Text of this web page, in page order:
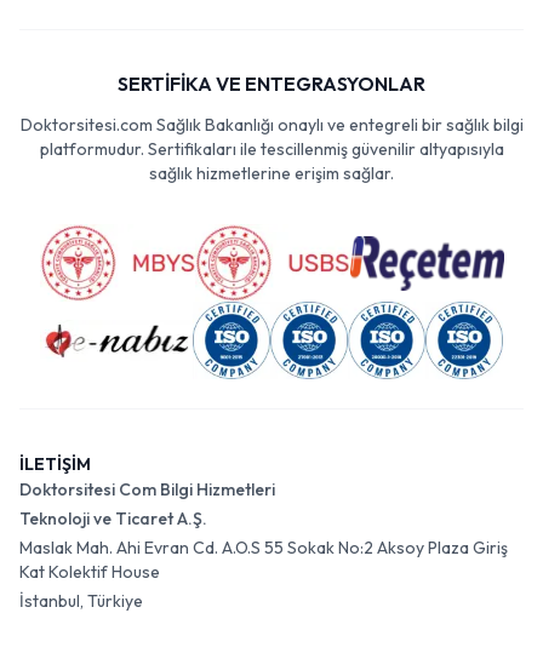
SERTİFİKA VE ENTEGRASYONLAR
Doktorsitesi.com Sağlık Bakanlığı onaylı ve entegreli bir sağlık bilgi
platformudur. Sertifikaları ile tescillenmiş güvenilir altyapısıyla
sağlık hizmetlerine erişim sağlar.
İLETİŞİM
Doktorsitesi Com Bilgi Hizmetleri
Teknoloji ve Ticaret A.Ş.
Maslak Mah. Ahi Evran Cd. A.O.S 55 Sokak No:2 Aksoy Plaza Giriş
Kat Kolektif House
İstanbul, Türkiye